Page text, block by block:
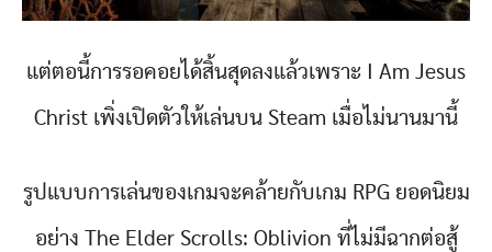
แต่ตอนี้การรอคอยได้สิ้นสุดลงแล้วเพราะ I Am Jesus
Christ เพิ่งเปิดตัวให้เล่นบน Steam เมื่อไม่นานมานี้
รูปแบบการเล่นของเกมจะคล้ายกับเกม RPG ยอดนิยม
อย่าง The Elder Scrolls: Oblivion ที่ไม่มีฉากต่อสู้